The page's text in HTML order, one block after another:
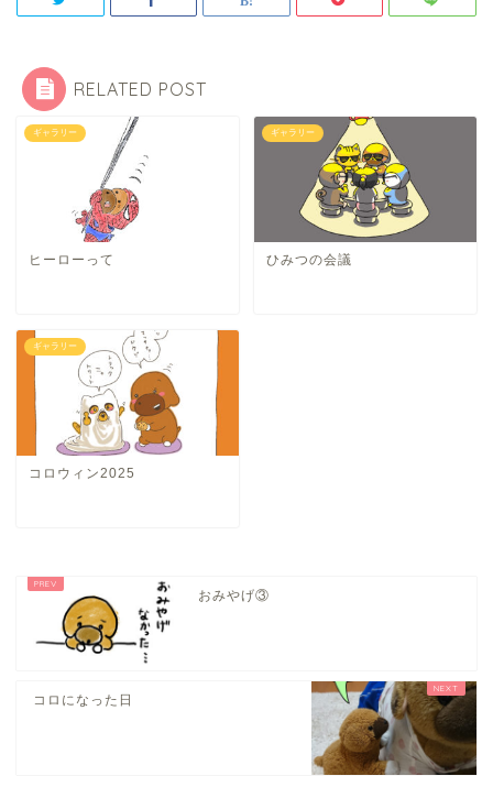
RELATED POST
ギャラリー
ヒーローって
ギャラリー
ひみつの会議
ギャラリー
コロウィン2025
おみやげ③
コロになった日